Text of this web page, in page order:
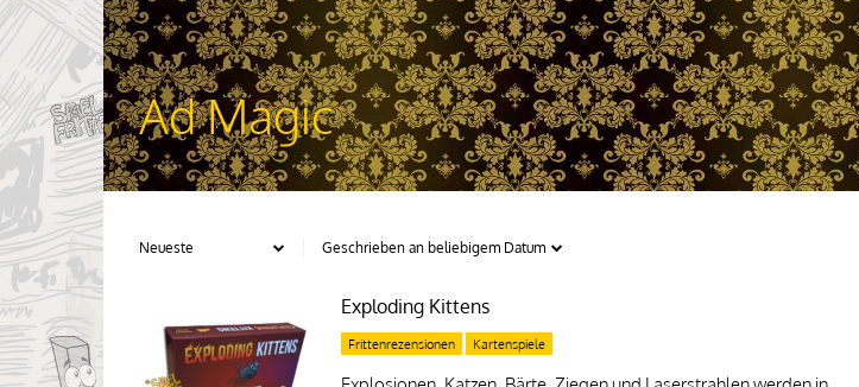
Ad Magic
Exploding Kittens
Frittenrezensionen Kartenspiele